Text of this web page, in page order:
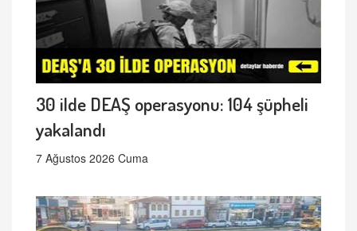
30 ilde DEAŞ operasyonu: 104 şüpheli
yakalandı
7 Ağustos 2026 Cuma